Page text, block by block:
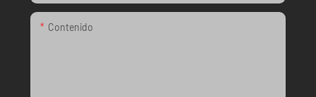
Contenido